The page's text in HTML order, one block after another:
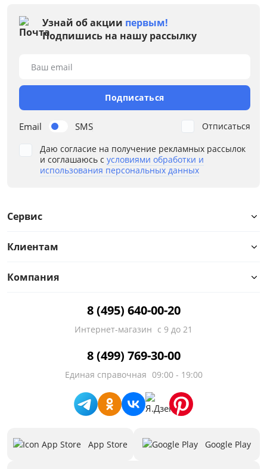
Раскладной
Механизм трансформации
Жесткость
Каркас
Подлокотники
Тип спального места
Узнай об акции первым!
Подпишись на нашу рассылку
Email SMS
Ваш email
Подписаться
Даю согласие на получение рекламных рассылок
и соглашаюсь с условиями обработки и
использования персональных данных
Отписаться
Сервис
Клиентам
Компания
8 (495) 640-00-20
Интернет-магазин с 9 до 21
8 (499) 769-30-00
Единая справочная 09:00 - 19:00
App Store Google Play